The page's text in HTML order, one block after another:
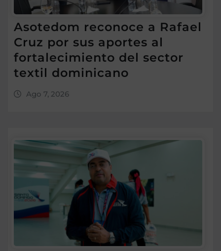
Asotedom reconoce a Rafael
Cruz por sus aportes al
fortalecimiento del sector
textil dominicano
Ago 7, 2026